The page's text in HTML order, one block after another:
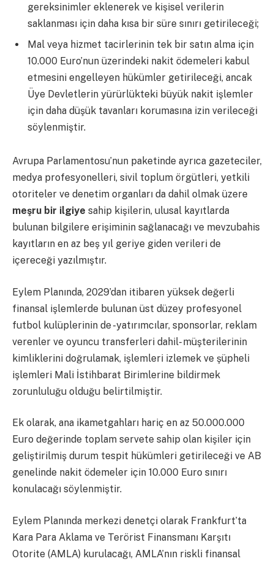
gereksinimler eklenerek ve kişisel verilerin
saklanması için daha kısa bir süre sınırı getirileceği;
Mal veya hizmet tacirlerinin tek bir satın alma için
10.000 Euro’nun üzerindeki nakit ödemeleri kabul
etmesini engelleyen hükümler getirileceği, ancak
Üye Devletlerin yürürlükteki büyük nakit işlemler
için daha düşük tavanları korumasına izin verileceği
söylenmiştir.
Avrupa Parlamentosu’nun paketinde ayrıca gazeteciler,
medya profesyonelleri, sivil toplum örgütleri, yetkili
otoriteler ve denetim organları da dahil olmak üzere
meşru bir ilgiye sahip kişilerin, ulusal kayıtlarda
bulunan bilgilere erişiminin sağlanacağı ve mevzubahis
kayıtların en az beş yıl geriye giden verileri de
içereceği yazılmıştır.
Eylem Planında, 2029’dan itibaren yüksek değerli
finansal işlemlerde bulunan üst düzey profesyonel
futbol kulüplerinin de -yatırımcılar, sponsorlar, reklam
verenler ve oyuncu transferleri dahil- müşterilerinin
kimliklerini doğrulamak, işlemleri izlemek ve şüpheli
işlemleri Mali İstihbarat Birimlerine bildirmek
zorunluluğu olduğu belirtilmiştir.
Ek olarak, ana ikametgahları hariç en az 50.000.000
Euro değerinde toplam servete sahip olan kişiler için
geliştirilmiş durum tespit hükümleri getirileceği ve AB
genelinde nakit ödemeler için 10.000 Euro sınırı
konulacağı söylenmiştir.
Eylem Planında merkezi denetçi olarak Frankfurt’ta
Kara Para Aklama ve Terörist Finansmanı Karşıtı
Otorite (AMLA) kurulacağı, AMLA’nın riskli finansal